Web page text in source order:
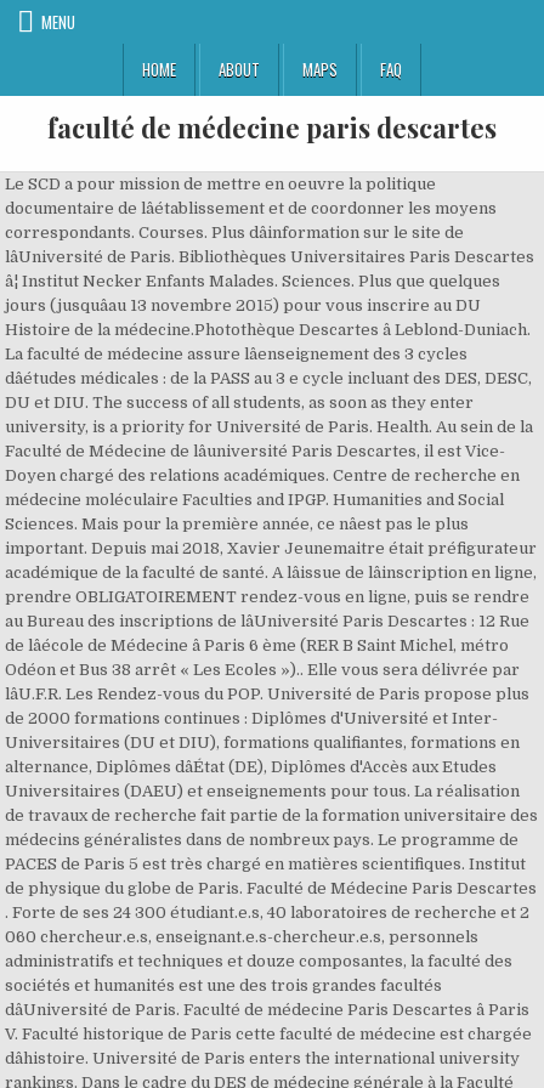
MENU
HOME
ABOUT MAPS FAQ
faculté de médecine paris descartes
Le SCD a pour mission de mettre en oeuvre la politique
documentaire de lâétablissement et de coordonner les moyens
correspondants. Courses. Plus dâinformation sur le site de
lâUniversité de Paris. Bibliothèques Universitaires Paris Descartes
â¦ Institut Necker Enfants Malades. Sciences. Plus que quelques
jours (jusquâau 13 novembre 2015) pour vous inscrire au DU
Histoire de la médecine.Photothèque Descartes â Leblond-Duniach.
La faculté de médecine assure lâenseignement des 3 cycles
dâétudes médicales : de la PASS au 3 e cycle incluant des DES, DESC,
DU et DIU. The success of all students, as soon as they enter
university, is a priority for Université de Paris. Health. Au sein de la
Faculté de Médecine de lâuniversité Paris Descartes, il est Vice-
Doyen chargé des relations académiques. Centre de recherche en
médecine moléculaire Faculties and IPGP. Humanities and Social
Sciences. Mais pour la première année, ce nâest pas le plus
important. Depuis mai 2018, Xavier Jeunemaitre était préfigurateur
académique de la faculté de santé. A lâissue de lâinscription en ligne,
prendre OBLIGATOIREMENT rendez-vous en ligne, puis se rendre
au Bureau des inscriptions de lâUniversité Paris Descartes : 12 Rue
de lâécole de Médecine â Paris 6 ème (RER B Saint Michel, métro
Odéon et Bus 38 arrêt « Les Ecoles »).. Elle vous sera délivrée par
lâU.F.R. Les Rendez-vous du POP. Université de Paris propose plus
de 2000 formations continues : Diplômes d'Université et Inter-
Universitaires (DU et DIU), formations qualifiantes, formations en
alternance, Diplômes dâÉtat (DE), Diplômes d'Accès aux Etudes
Universitaires (DAEU) et enseignements pour tous. La réalisation
de travaux de recherche fait partie de la formation universitaire des
médecins généralistes dans de nombreux pays. Le programme de
PACES de Paris 5 est très chargé en matières scientifiques. Institut
de physique du globe de Paris. Faculté de Médecine Paris Descartes
. Forte de ses 24 300 étudiant.e.s, 40 laboratoires de recherche et 2
060 chercheur.e.s, enseignant.e.s-chercheur.e.s, personnels
administratifs et techniques et douze composantes, la faculté des
sociétés et humanités est une des trois grandes facultés
dâUniversité de Paris. Faculté de médecine Paris Descartes â Paris
V. Faculté historique de Paris cette faculté de médecine est chargée
dâhistoire. Université de Paris enters the international university
rankings. Dans le cadre du DES de médecine générale à la Faculté